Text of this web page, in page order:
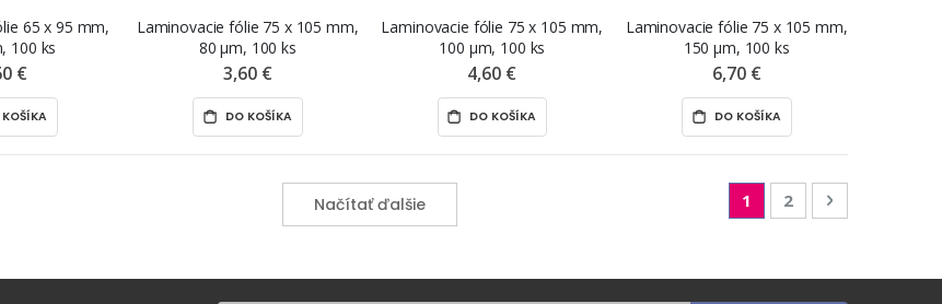
65 x 95 mm,
100 ks
€
Laminovacie fólie 75 x 105 mm,
80 µm, 100 ks
3,60 €
DO KOŠÍKA
Laminovacie fólie 75 x 105 mm,
100 µm, 100 ks
4,60 €
DO KOŠÍKA
Laminovacie fólie 75 x 105 mm,
150 µm, 100 ks
6,70 €
DO KOŠÍKA
Načítať ďalšie
Page
You're currently
1 Page
2 Page
Nasledujúca